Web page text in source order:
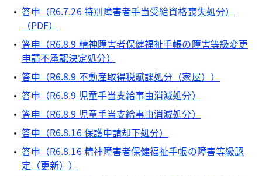
答申（R6.7.26 特別障害者手当受給資格喪失処分）
（PDF）
答申（R6.8.9 精神障害者保健福祉手帳の障害等級変更
申請不承認決定処分）
答申（R6.8.9 不動産取得税賦課処分（家屋））
答申（R6.8.9 児童手当支給事由消滅処分）
答申（R6.8.9 児童手当支給事由消滅処分）
答申（R6.8.16 保護申請却下処分）
答申（R6.8.16 精神障害者保健福祉手帳の障害等級認
定（更新））